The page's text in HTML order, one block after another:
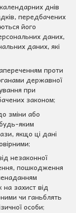
днів
передбачених
його
даних,
даних, які
проти
державної
при
законом;
зміни або
яким
якщо ці дані
незаконної
пошкодження
захист від
чи ганьблять
особи;